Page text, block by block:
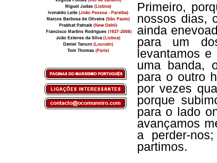
Primeiro,
nossos dias,
ainda
para um
levantamos
uma banda,
para o outro
por vezes
porque
para o lado
avançamos
a perder-
partimos.